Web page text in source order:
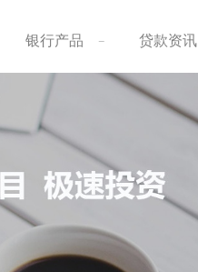
银行产品 贷款资讯